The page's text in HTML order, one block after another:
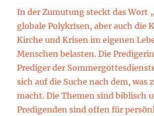
In der Zumutung steckt das Wort
globale Polykrisen, aber auch die
Kirche und Krisen im eigenen
Menschen belasten. Die
Prediger der
sich auf die Suche nach dem, was
macht. Die Themen sind biblisch
Predigenden sind offen für